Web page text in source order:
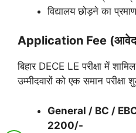
विद्यालय छोड़ने का
Application Fee
बिहार DECE LE परीक्षा में
उम्मीदवारों को एक समान
General / BC /
2200/-